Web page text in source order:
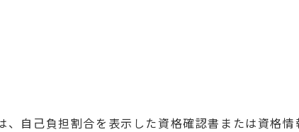
自己負担割合を表示した資格確認書または資格情